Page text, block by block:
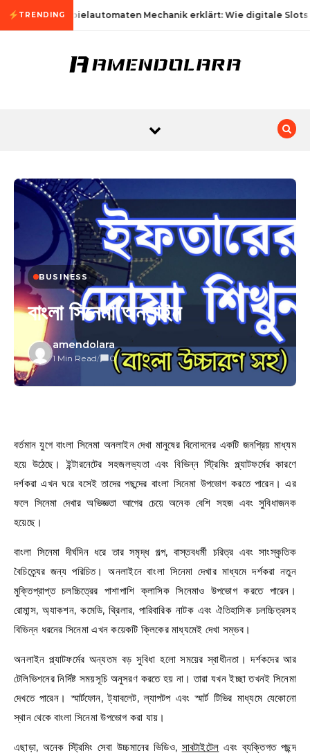
Skip to content
TRENDING Spielautomaten Mechanik erklärt: Wie digitale
BUSINESS
বাংলা সিনেমা অনলাইন
amendolara
1 Min Read/ 0
বর্তমান যুগে বাংলা সিনেমা অনলাইন দেখা মানুষের বিনোদনের একটি জনপ্রিয় মাধ্যম
হয়ে উঠেছে। ইন্টারনেটের সহজলভ্যতা এবং বিভিন্ন স্ট্রিমিং প্ল্যাটফর্মের কারণে
দর্শকরা এখন ঘরে বসেই তাদের পছন্দের বাংলা সিনেমা উপভোগ করতে পারেন। এর
ফলে সিনেমা দেখার অভিজ্ঞতা আগের চেয়ে অনেক বেশি সহজ এবং সুবিধাজনক
হয়েছে।
বাংলা সিনেমা দীর্ঘদিন ধরে তার সমৃদ্ধ গল্প, বাস্তবধর্মী চরিত্র এবং সাংস্কৃতিক
বৈচিত্র্যের জন্য পরিচিত। অনলাইনে বাংলা সিনেমা দেখার মাধ্যমে দর্শকরা নতুন
মুক্তিপ্রাপ্ত চলচ্চিত্রের পাশাপাশি ক্লাসিক সিনেমাও উপভোগ করতে পারেন।
রোমান্স, অ্যাকশন, কমেডি, থ্রিলার, পারিবারিক নাটক এবং ঐতিহাসিক চলচ্চিত্রসহ
বিভিন্ন ধরনের সিনেমা এখন কয়েকটি ক্লিকের মাধ্যমেই দেখা সম্ভব।
অনলাইন প্ল্যাটফর্মের অন্যতম বড় সুবিধা হলো সময়ের স্বাধীনতা। দর্শকদের আর
টেলিভিশনের নির্দিষ্ট সময়সূচি অনুসরণ করতে হয় না। তারা যখন ইচ্ছা তখনই সিনেমা
দেখতে পারেন। স্মার্টফোন, ট্যাবলেট, ল্যাপটপ এবং স্মার্ট টিভির মাধ্যমে যেকোনো
স্থান থেকে বাংলা সিনেমা উপভোগ করা যায়।
এছাড়া, অনেক স্ট্রিমিং সেবা উচ্চমানের ভিডিও, সাবটাইটেল এবং ব্যক্তিগত পছন্দ